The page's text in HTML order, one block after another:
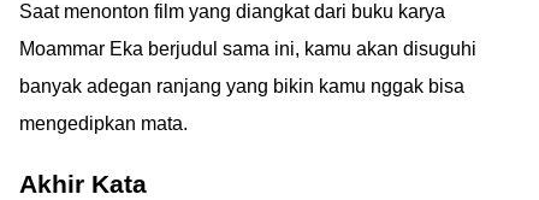
Saat menonton film yang diangkat dari buku karya
Moammar Eka berjudul sama ini, kamu akan disuguhi
banyak adegan ranjang yang bikin kamu nggak bisa
mengedipkan mata.
Akhir Kata